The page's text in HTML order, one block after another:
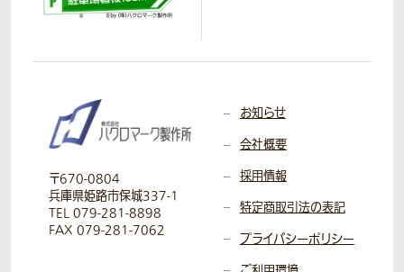
〒670-0804
兵庫県姫路市保城337-1
TEL 079-281-8898
FAX 079-281-7062
お知らせ
会社概要
採用情報
特定商取引法の表記
プライバシーポリシー